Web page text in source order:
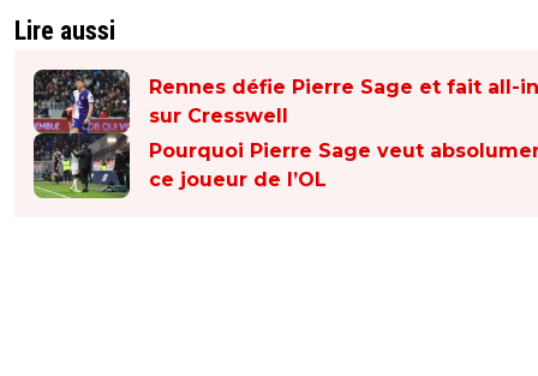
Lire aussi
Rennes défie Pierre Sage et fait all-in
sur Cresswell
Pourquoi Pierre Sage veut
ce joueur de l’OL